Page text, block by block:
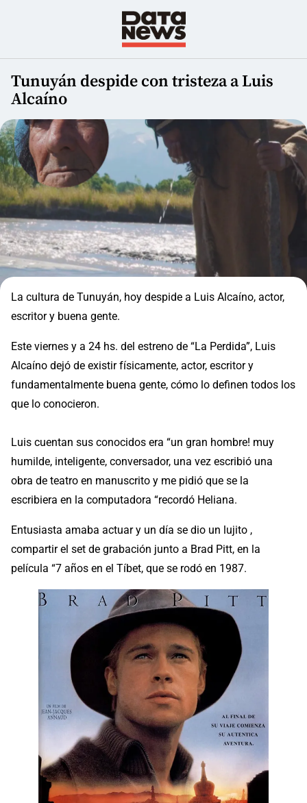
Tunuyán despide con tristeza a Luis
Alcaíno
La cultura de Tunuyán, hoy despide a Luis Alcaíno, actor,
escritor y buena gente.
Este viernes y a 24 hs. del estreno de “La Perdida”, Luis
Alcaíno dejó de existir físicamente, actor, escritor y
fundamentalmente buena gente, cómo lo definen todos los
que lo conocieron.
Luis cuentan sus conocidos era “un gran hombre! muy
humilde, inteligente, conversador, una vez escribió una
obra de teatro en manuscrito y me pidió que se la
escribiera en la computadora “recordó Heliana.
Entusiasta amaba actuar y un día se dio un lujito ,
compartir el set de grabación junto a Brad Pitt, en la
película “7 años en el Tíbet, que se rodó en 1987.